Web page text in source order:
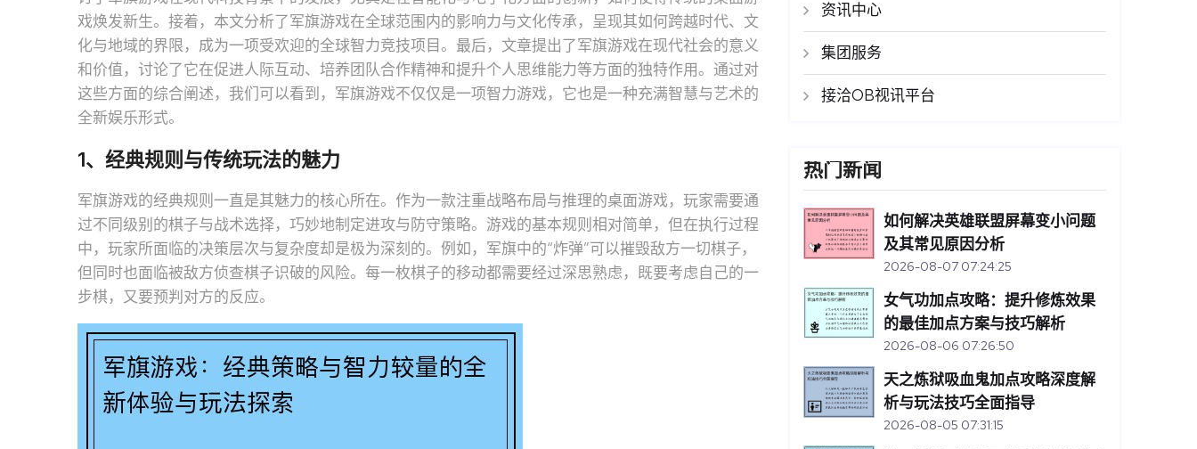
戏焕发新生。接着，本文分析了军旗游戏在全球范围内的影响力与文化传承，呈现其如何跨越时代、文
化与地域的界限，成为一项受欢迎的全球智力竞技项目。最后，文章提出了军旗游戏在现代社会的意义
和价值，讨论了它在促进人际互动、培养团队合作精神和提升个人思维能力等方面的独特作用。通过对
这些方面的综合阐述，我们可以看到，军旗游戏不仅仅是一项智力游戏，它也是一种充满智慧与艺术的
全新娱乐形式。
1、经典规则与传统玩法的魅力
军旗游戏的经典规则一直是其魅力的核心所在。作为一款注重战略布局与推理的桌面游戏，玩家需要通
过不同级别的棋子与战术选择，巧妙地制定进攻与防守策略。游戏的基本规则相对简单，但在执行过程
中，玩家所面临的决策层次与复杂度却是极为深刻的。例如，军旗中的“炸弹”可以摧毁敌方一切棋子，
但同时也面临被敌方侦查棋子识破的风险。每一枚棋子的移动都需要经过深思熟虑，既要考虑自己的一
步棋，又要预判对方的反应。
资讯中心
集团服务
接洽OB视讯平台
热门新闻
如何解决英雄联盟屏幕变小问题
及其常见原因分析
2026-08-07 07:24:25
女气功加点攻略：提升修炼效果
的最佳加点方案与技巧解析
2026-08-06 07:26:50
天之炼狱吸血鬼加点攻略深度解
析与玩法技巧全面指导
2026-08-05 07:31:15